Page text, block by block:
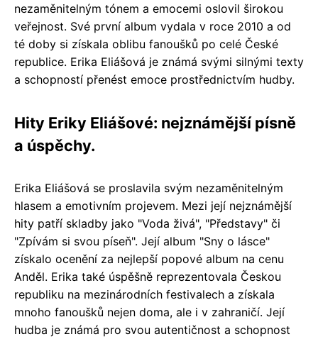
nezaměnitelným tónem a emocemi oslovil širokou
veřejnost. Své první album vydala v roce 2010 a od
té doby si získala oblibu fanoušků po celé České
republice. Erika Eliášová je známá svými silnými texty
a schopností přenést emoce prostřednictvím hudby.
Hity Eriky Eliášové: nejznámější písně
a úspěchy.
Erika Eliášová se proslavila svým nezaměnitelným
hlasem a emotivním projevem. Mezi její nejznámější
hity patří skladby jako "Voda živá", "Představy" či
"Zpívám si svou píseň". Její album "Sny o lásce"
získalo ocenění za nejlepší popové album na cenu
Anděl. Erika také úspěšně reprezentovala Českou
republiku na mezinárodních festivalech a získala
mnoho fanoušků nejen doma, ale i v zahraničí. Její
hudba je známá pro svou autentičnost a schopnost